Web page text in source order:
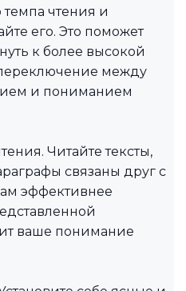
чтения и
его. Это поможет
к более высокой
между
и пониманием
Читайте тексты,
связаны друг с
эффективнее
ваше понимание